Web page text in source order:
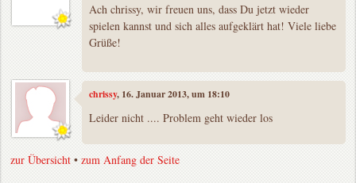
Ach chrissy, wir freuen uns, dass Du jetzt wieder
spielen kannst und sich alles aufgeklärt hat! Viele liebe
Grüße!
chrissy, 16. Januar 2013, um 18:10
Leider nicht .... Problem geht wieder los
zur Übersicht •zum Anfang der Seite